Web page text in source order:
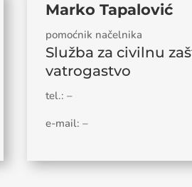
Marko Tapalović
pomoćnik načelnika
Služba za civilnu
vatrogastvo
tel.: –
e-mail: –